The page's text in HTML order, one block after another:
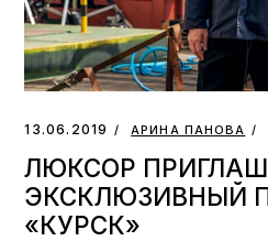
13.06.2019 АРИНА ПАНОВА
ЛЮКСОР
ЭКСКЛЮЗИВНЫЙ
«КУРСК»